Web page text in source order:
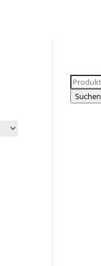
Suchen
nach:
Suchen